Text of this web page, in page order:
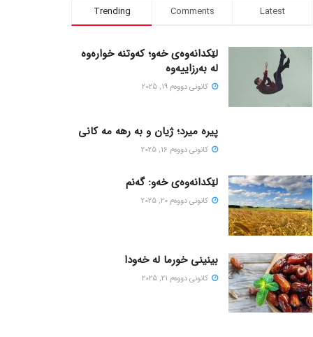
Trending Comments Latest
لێکدانەوەی خەو؛ کەوتنە خوارەوە
لە بەرزاییەوە
كانونی دووه‌م 19, 2025
پیره میرد؛ ژیان و به رهه مه کانی
كانونی دووه‌م 16, 2025
لێکدانەوەی خەو: گەنم
كانونی دووه‌م 20, 2025
بینینی خورما لە خەودا
كانونی دووه‌م 21, 2025